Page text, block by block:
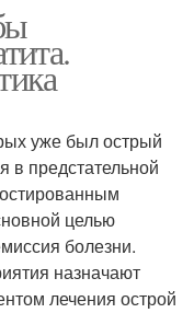
уже был острый
в предстательной
целью
болезни.
назначают
лечения острой